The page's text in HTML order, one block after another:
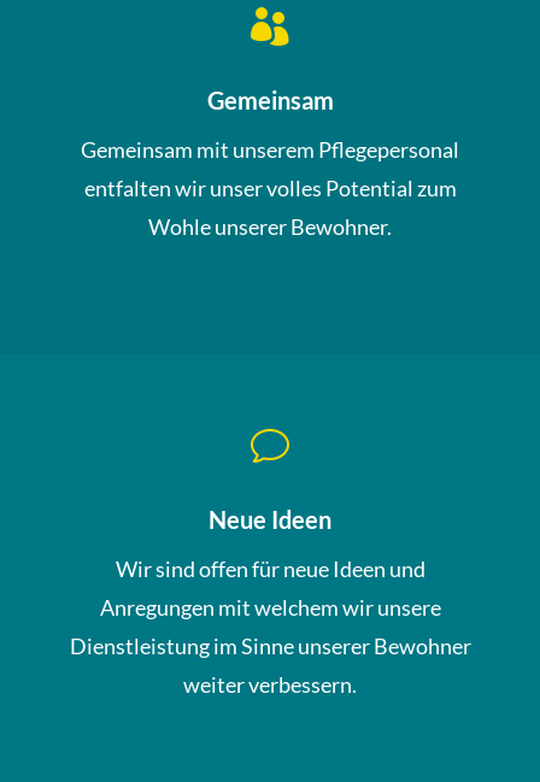

Gemeinsam
Gemeinsam mit unserem Pflegepersonal
entfalten wir unser volles Potential zum
Wohle unserer Bewohner.
v
Neue Ideen
Wir sind offen für neue Ideen und
Anregungen mit welchem wir unsere
Dienstleistung im Sinne unserer Bewohner
weiter verbessern.